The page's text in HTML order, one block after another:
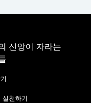
신앙이 자라는
실천하기